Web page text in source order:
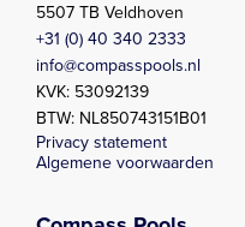
5507 TB Veldhoven
+31 (0) 40 340 2333
info@compasspools.nl
KVK: 53092139
BTW: NL850743151B01
Privacy statement
Algemene voorwaarden